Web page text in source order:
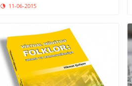
11-06-2015